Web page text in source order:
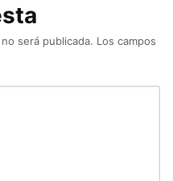
será publicada. Los campos